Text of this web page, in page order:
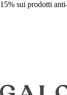
15% sui prodotti